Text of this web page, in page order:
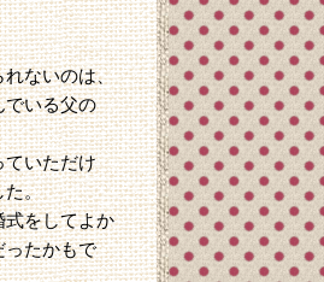
ないのは、
でいる父の
ていただけ
た。
式をしてよか
ったかもで